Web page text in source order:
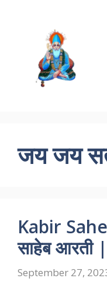
जय जय
Kabir
साहेब
September 27,